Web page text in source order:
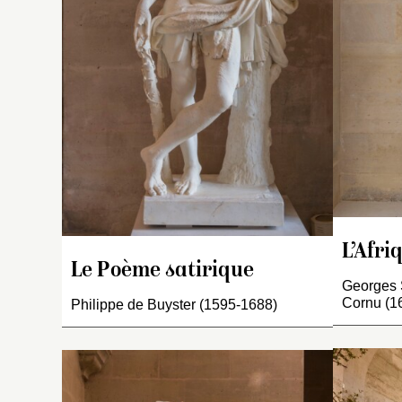
Le Poème satirique
Philippe de Buyster (1595-1688)
Georges
Cornu